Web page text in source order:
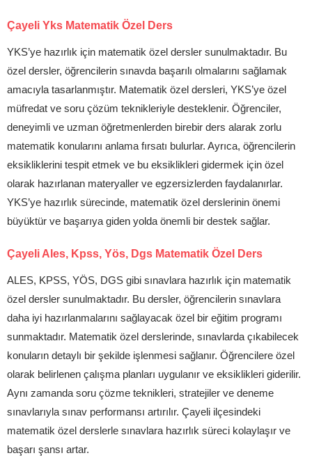
Çayeli Yks Matematik Özel Ders
YKS’ye hazırlık için matematik özel dersler sunulmaktadır. Bu
özel dersler, öğrencilerin sınavda başarılı olmalarını sağlamak
amacıyla tasarlanmıştır. Matematik özel dersleri, YKS’ye özel
müfredat ve soru çözüm teknikleriyle desteklenir. Öğrenciler,
deneyimli ve uzman öğretmenlerden birebir ders alarak zorlu
matematik konularını anlama fırsatı bulurlar. Ayrıca, öğrencilerin
eksikliklerini tespit etmek ve bu eksiklikleri gidermek için özel
olarak hazırlanan materyaller ve egzersizlerden faydalanırlar.
YKS’ye hazırlık sürecinde, matematik özel derslerinin önemi
büyüktür ve başarıya giden yolda önemli bir destek sağlar.
Çayeli Ales, Kpss, Yös, Dgs Matematik Özel Ders
ALES, KPSS, YÖS, DGS gibi sınavlara hazırlık için matematik
özel dersler sunulmaktadır. Bu dersler, öğrencilerin sınavlara
daha iyi hazırlanmalarını sağlayacak özel bir eğitim programı
sunmaktadır. Matematik özel derslerinde, sınavlarda çıkabilecek
konuların detaylı bir şekilde işlenmesi sağlanır. Öğrencilere özel
olarak belirlenen çalışma planları uygulanır ve eksiklikleri giderilir.
Aynı zamanda soru çözme teknikleri, stratejiler ve deneme
sınavlarıyla sınav performansı artırılır. Çayeli ilçesindeki
matematik özel derslerle sınavlara hazırlık süreci kolaylaşır ve
başarı şansı artar.